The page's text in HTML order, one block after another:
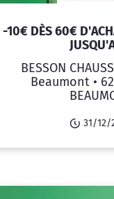
-10€ DÈS 60€
BESSON
Beaumont •
31/12/